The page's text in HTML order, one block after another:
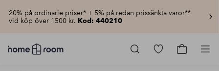
20% på ordinarie priser* + 5% på redan prissänkta varor**
vid köp över 1500 kr. Kod: 440210
Homeroom
–
Gå
Gå